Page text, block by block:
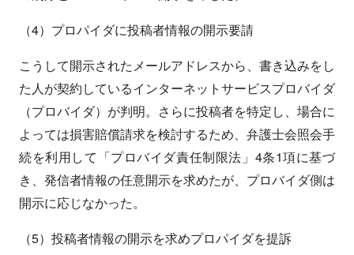
（4）プロパイダに投稿者情報の開示要請
こうして開示されたメールアドレスから、書き込みをし
た人が契約しているインターネットサービスプロバイダ
（プロバイダ）が判明。さらに投稿者を特定し、場合に
よっては損害賠償請求を検討するため、弁護士会照会手
続を利用して「プロバイダ責任制限法」4条1項に基づ
き、発信者情報の任意開示を求めたが、プロバイダ側は
開示に応じなかった。
（5）投稿者情報の開示を求めプロパイダを提訴